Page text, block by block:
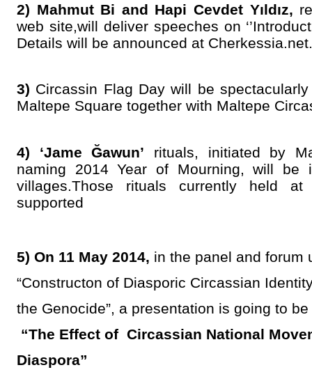
2) Mahmut Bi and Hapi Cevdet Yıldız,
web site,will deliver speeches on
Details will be announced at Cherkessia.net.
3) Circassin Flag Day will be
Maltepe Square together with Maltepe
4) ‘Jame Ğawun’ rituals, initiated by
naming 2014 Year of Mourning, will be
villages.Those rituals currently held
supported
5) On 11 May 2014, in the panel and forum
“Constructon of Diasporic Circassian
the Genocide”, a presentation is going to
“The Effect of Circassian National
Diaspora”